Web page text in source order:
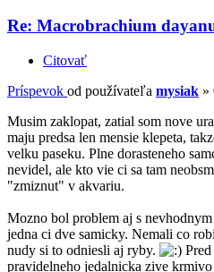
Re: Macrobrachium
Citovať
Príspevok od používateľa mysiak »
Musim zaklopat, zatial som nove
maju predsa len mensie klepeta,
velku paseku. Plne dorasteneho
nevidel, ale kto vie ci sa tam
"zmiznut" v akvariu.
Mozno bol problem aj s
jedna ci dve samicky. Nemali co
nudy si to odniesli aj ryby.
pravidelneho jedalnicka zive